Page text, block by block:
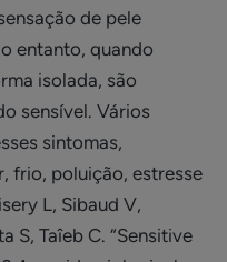
de pele
entanto, quando
isolada, são
sensível. Vários
sintomas,
frio, poluição, estresse
L, Sibaud V,
S, Taîeb C. “Sensitive